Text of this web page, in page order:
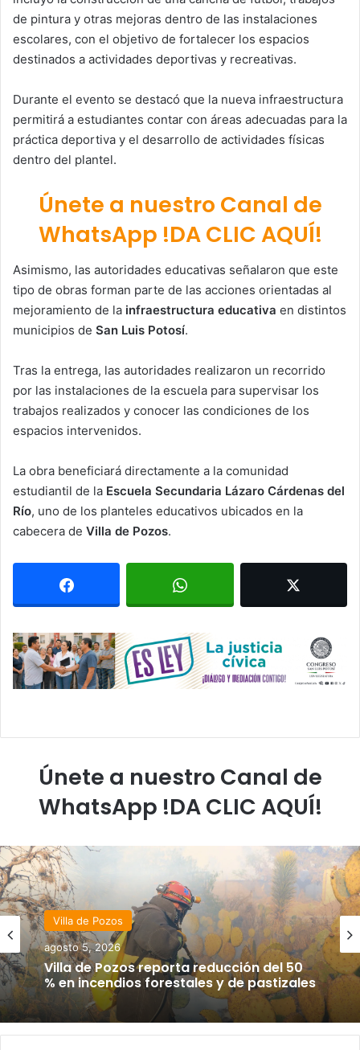
de pintura y otras mejoras dentro de las instalaciones
escolares, con el objetivo de fortalecer los espacios
destinados a actividades deportivas y recreativas.
Durante el evento se destacó que la nueva infraestructura
permitirá a estudiantes contar con áreas adecuadas para la
práctica deportiva y el desarrollo de actividades físicas
dentro del plantel.
Únete a nuestro Canal de
WhatsApp !DA CLIC AQUÍ!
Asimismo, las autoridades educativas señalaron que este
tipo de obras forman parte de las acciones orientadas al
mejoramiento de la infraestructura educativa en distintos
municipios de San Luis Potosí.
Tras la entrega, las autoridades realizaron un recorrido
por las instalaciones de la escuela para supervisar los
trabajos realizados y conocer las condiciones de los
espacios intervenidos.
La obra beneficiará directamente a la comunidad
estudiantil de la Escuela Secundaria Lázaro Cárdenas del
Río, uno de los planteles educativos ubicados en la
cabecera de Villa de Pozos.
Únete a nuestro Canal de
WhatsApp !DA CLIC AQUÍ!
Villa de Pozos
agosto 5, 2026
Villa de Pozos reporta reducción del 50
% en incendios forestales y de pastizales